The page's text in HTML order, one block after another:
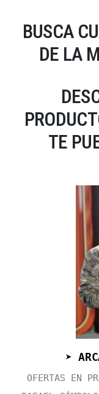
BUSCA
DE LA
TE
➤
OFERTAS EN